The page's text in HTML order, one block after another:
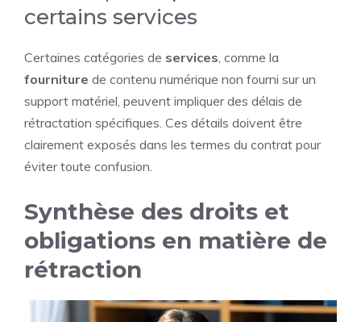
certains services
Certaines catégories de services , comme la
fourniture de contenu numérique non fourni sur un
support matériel, peuvent impliquer des délais de
rétractation spécifiques. Ces détails doivent être
clairement exposés dans les termes du contrat pour
éviter toute confusion.
Synthèse des droits et
obligations en matière de
rétraction